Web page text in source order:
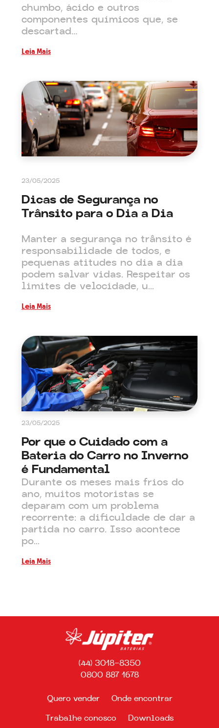
chumbo, ácido e outros
componentes químicos que, se
descartad...
Leia Mais
23/05/2025
Dicas de Segurança no
Trânsito para o Dia a Dia
Manter a segurança no trânsito é
responsabilidade de todos, e
pequenas atitudes no dia a dia
podem salvar vidas. Respeitar os
limites de velocidade, u...
Leia Mais
23/05/2025
Por que o Cuidado com a
Bateria do Carro no Inverno
é Fundamental
Durante os meses mais frios do
ano, muitos motoristas se
deparam com um problema
recorrente: a dificuldade de dar a
partida no carro. Isso acontece
po...
Leia Mais
(44) 3018-8350
0800 887 1678
Quero vender Onde encontrar
Trabalhe conosco Downloads